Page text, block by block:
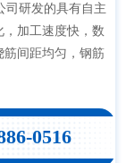
司研发的具有自主
加工速度快，数
间距均匀，钢筋
0516